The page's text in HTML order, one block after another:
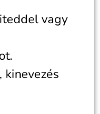
vagy